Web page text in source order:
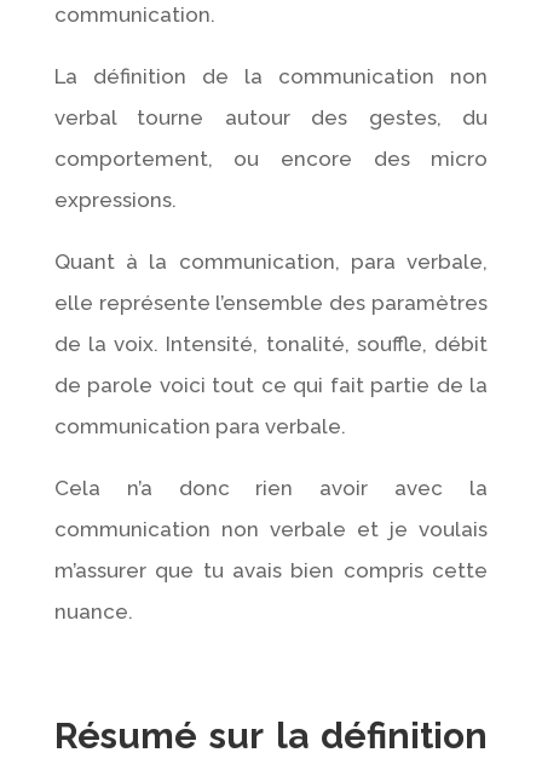
communication.
La définition de la communication non
verbal tourne autour des gestes, du
comportement, ou encore des micro
expressions.
Quant à la communication, para verbale,
elle représente l’ensemble des paramètres
de la voix. Intensité, tonalité, souffle, débit
de parole voici tout ce qui fait partie de la
communication para verbale.
Cela n’a donc rien avoir avec la
communication non verbale et je voulais
m’assurer que tu avais bien compris cette
nuance.
Résumé sur la définition